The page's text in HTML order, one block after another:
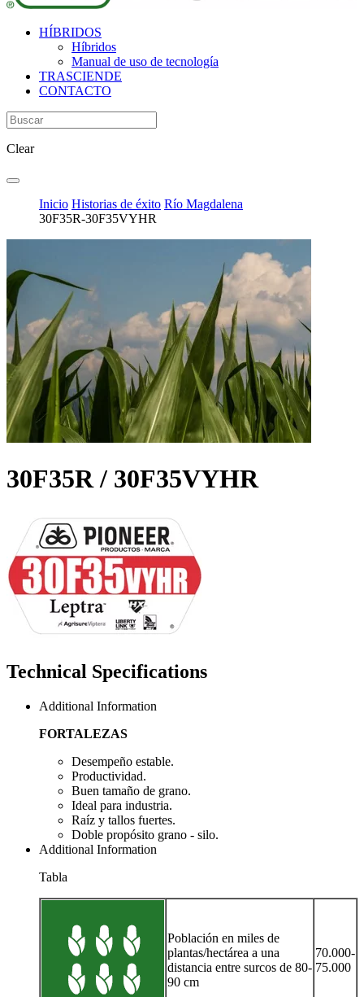
HÍBRIDOS
Híbridos
Manual de uso de tecnología
TRASCIENDE
CONTACTO
Clear
Inicio Historias de éxito Río Magdalena
30F35R-30F35VYHR
30F35R / 30F35VYHR
Technical Specifications
Additional Information
FORTALEZAS
Desempeño estable.
Productividad.
Buen tamaño de grano.
Ideal para industria.
Raíz y tallos fuertes.
Doble propósito grano - silo.
Additional Information
Tabla
Población en miles de
plantas/hectárea a una
distancia entre surcos de 80-
90 cm
70.000-
75.000